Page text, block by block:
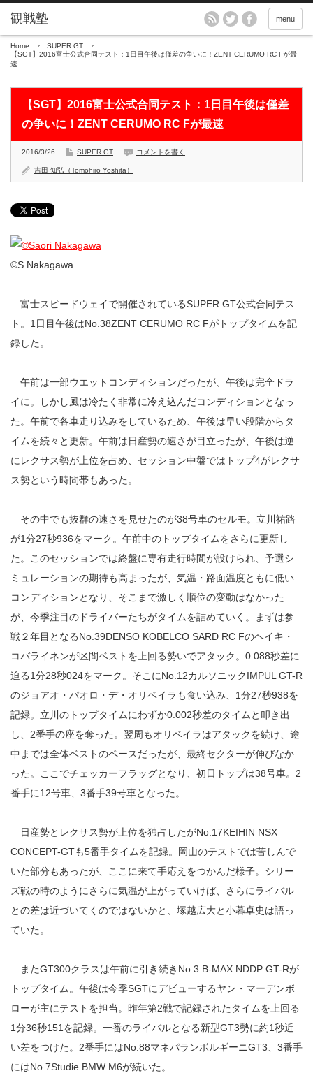
menu
Home
SUPER GT
【SGT】2016富士公式合同テスト：1日目午後は僅差の争いに！ZENT CERUMO RC Fが最
速
【SGT】2016富士公式合同テスト：1日目午後は僅差
の争いに！ZENT CERUMO RC Fが最速
2016/3/26 SUPER GT コメントを書く
吉田 知弘（Tomohiro Yoshita）
©S.Nakagawa
富士スピードウェイで開催されているSUPER GT公式合同テス
ト。1日目午後はNo.38ZENT CERUMO RC Fがトップタイムを記
録した。
午前は一部ウエットコンディションだったが、午後は完全ドラ
イに。しかし風は冷たく非常に冷え込んだコンディションとなっ
た。午前で各車走り込みをしているため、午後は早い段階からタ
イムを続々と更新。午前は日産勢の速さが目立ったが、午後は逆
にレクサス勢が上位を占め、セッション中盤ではトップ4がレクサ
ス勢という時間帯もあった。
その中でも抜群の速さを見せたのが38号車のセルモ。立川祐路
が1分27秒936をマーク。午前中のトップタイムをさらに更新し
た。このセッションでは終盤に専有走行時間が設けられ、予選シ
ミュレーションの期待も高まったが、気温・路面温度ともに低い
コンディションとなり、そこまで激しく順位の変動はなかった
が、今季注目のドライバーたちがタイムを詰めていく。まずは参
戦２年目となるNo.39DENSO KOBELCO SARD RC Fのヘイキ・
コバライネンが区間ベストを上回る勢いでアタック。0.088秒差に
迫る1分28秒024をマーク。そこにNo.12カルソニックIMPUL GT-R
のジョアオ・パオロ・デ・オリベイラも食い込み、1分27秒938を
記録。立川のトップタイムにわずか0.002秒差のタイムと叩き出
し、2番手の座を奪った。翌周もオリベイラはアタックを続け、途
中までは全体ベストのペースだったが、最終セクターが伸びなか
った。ここでチェッカーフラッグとなり、初日トップは38号車。2
番手に12号車、3番手39号車となった。
日産勢とレクサス勢が上位を独占したがNo.17KEIHIN NSX
CONCEPT-GTも5番手タイムを記録。岡山のテストでは苦しんで
いた部分もあったが、ここに来て手応えをつかんだ様子。シリー
ズ戦の時のようにさらに気温が上がっていけば、さらにライバル
との差は近づいてくのではないかと、塚越広大と小暮卓史は語っ
ていた。
またGT300クラスは午前に引き続きNo.3 B-MAX NDDP GT-Rが
トップタイム。午後は今季SGTにデビューするヤン・マーデンボ
ローが主にテストを担当。昨年第2戦で記録されたタイムを上回る
1分36秒151を記録。一番のライバルとなる新型GT3勢に約1秒近
い差をつけた。2番手にはNo.88マネパランボルギーニGT3、3番手
にはNo.7Studie BMW M6が続いた。